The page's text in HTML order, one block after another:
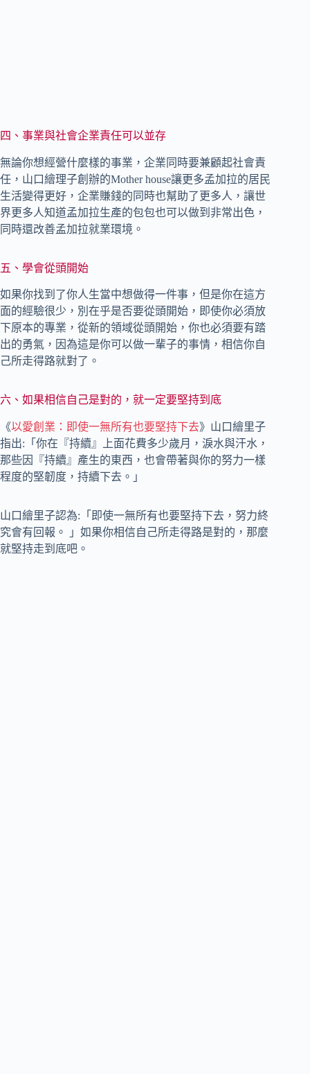
四、事業與社會企業責任可以並存
無論你想經營什麼樣的事業，企業同時要兼顧起社會責
任，山口繪理子創辦的Mother house讓更多孟加拉的居民
生活變得更好，企業賺錢的同時也幫助了更多人，讓世
界更多人知道孟加拉生產的包包也可以做到非常出色，
同時還改善孟加拉就業環境。
五、學會從頭開始
如果你找到了你人生當中想做得一件事，但是你在這方
面的經驗很少，別在乎是否要從頭開始，即使你必須放
下原本的專業，從新的領域從頭開始，你也必須要有踏
出的勇氣，因為這是你可以做一輩子的事情，相信你自
己所走得路就對了。
六、如果相信自己是對的，就一定要堅持到底
《以愛創業：即使一無所有也要堅持下去》山口繪里子
指出:「你在『持續』上面花費多少歲月，淚水與汗水，
那些因『持續』產生的東西，也會帶著與你的努力一樣
程度的堅韌度，持續下去。」
山口繪里子認為:「即使一無所有也要堅持下去，努力終
究會有回報。 」如果你相信自己所走得路是對的，那麼
就堅持走到底吧。